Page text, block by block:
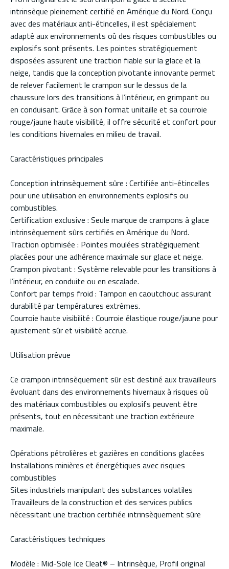
intrinsèque pleinement certifié en Amérique du Nord. Conçu
avec des matériaux anti-étincelles, il est spécialement
adapté aux environnements où des risques combustibles ou
explosifs sont présents. Les pointes stratégiquement
disposées assurent une traction fiable sur la glace et la
neige, tandis que la conception pivotante innovante permet
de relever facilement le crampon sur le dessus de la
chaussure lors des transitions à l’intérieur, en grimpant ou
en conduisant. Grâce à son format unitaille et sa courroie
rouge/jaune haute visibilité, il offre sécurité et confort pour
les conditions hivernales en milieu de travail.
Caractéristiques principales
Conception intrinsèquement sûre : Certifiée anti-étincelles
pour une utilisation en environnements explosifs ou
combustibles.
Certification exclusive : Seule marque de crampons à glace
intrinsèquement sûrs certifiés en Amérique du Nord.
Traction optimisée : Pointes moulées stratégiquement
placées pour une adhérence maximale sur glace et neige.
Crampon pivotant : Système relevable pour les transitions à
l’intérieur, en conduite ou en escalade.
Confort par temps froid : Tampon en caoutchouc assurant
durabilité par températures extrêmes.
Courroie haute visibilité : Courroie élastique rouge/jaune pour
ajustement sûr et visibilité accrue.
Utilisation prévue
Ce crampon intrinsèquement sûr est destiné aux travailleurs
évoluant dans des environnements hivernaux à risques où
des matériaux combustibles ou explosifs peuvent être
présents, tout en nécessitant une traction extérieure
maximale.
Opérations pétrolières et gazières en conditions glacées
Installations minières et énergétiques avec risques
combustibles
Sites industriels manipulant des substances volatiles
Travailleurs de la construction et des services publics
nécessitant une traction certifiée intrinsèquement sûre
Caractéristiques techniques
Modèle : Mid-Sole Ice Cleat® – Intrinsèque, Profil original